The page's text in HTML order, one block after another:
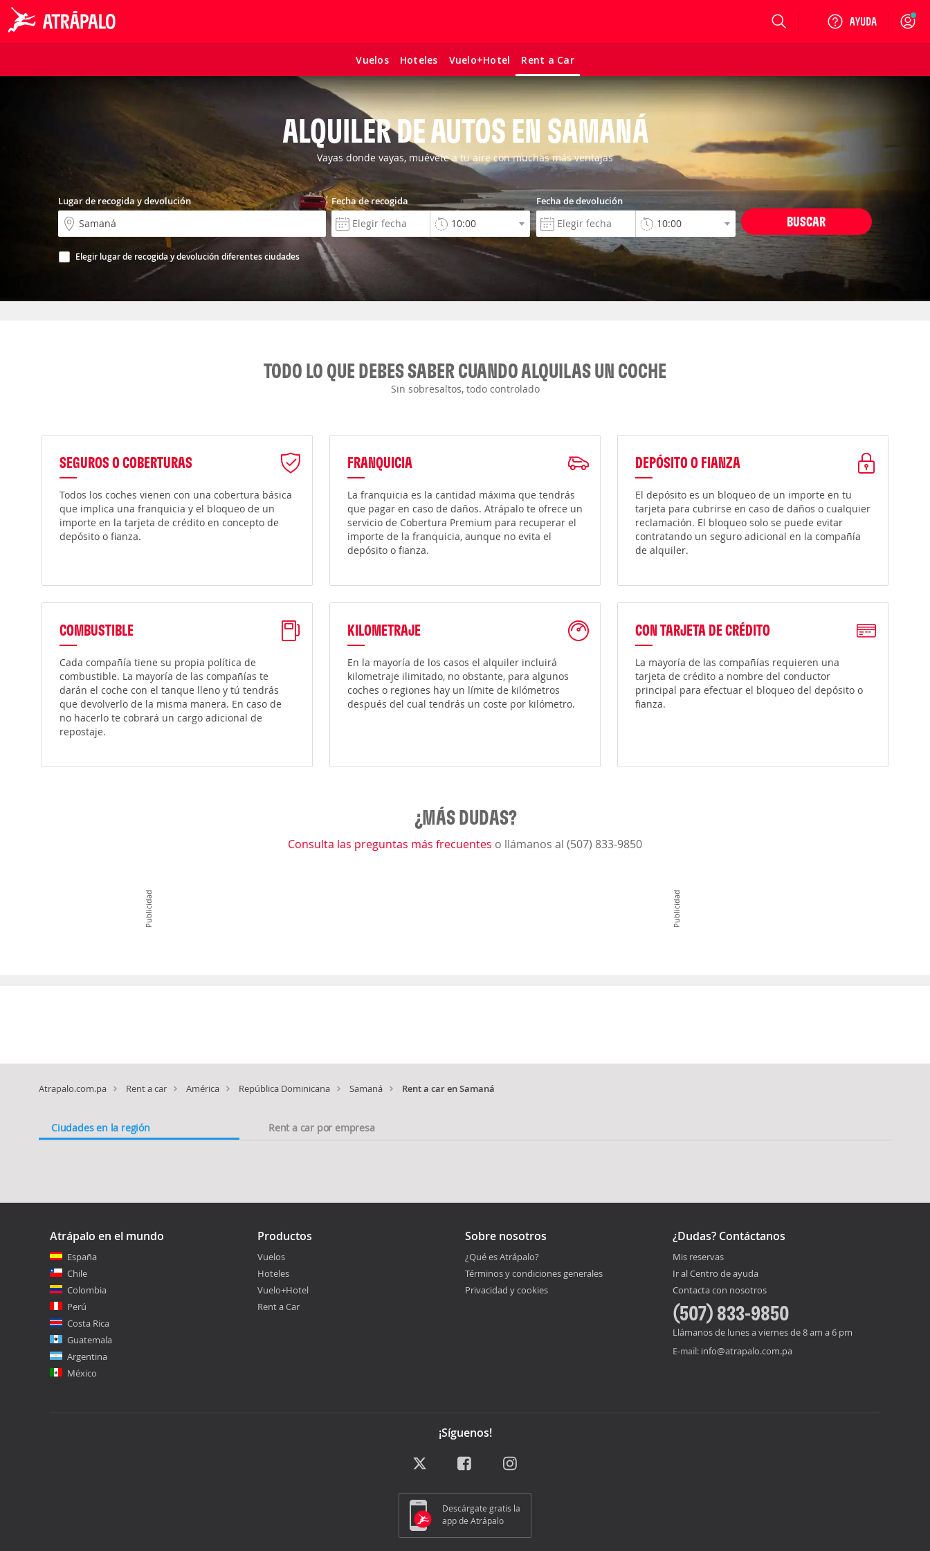
Vuelos Hoteles Vuelo+Hotel Rent a Car
Login
ALQUILER DE AUTOS EN SAMANÁ
Vayas donde vayas, muévete a tu aire con muchas más ventajas
Lugar de recogida y devolución
Elegir lugar de recogida y devolución diferentes ciudades
Fecha de recogida Fecha de devolución
BUSCAR
TODO LO QUE DEBES SABER CUANDO ALQUILAS UN COCHE
Sin sobresaltos, todo controlado
SEGUROS O COBERTURAS
Todos los coches vienen con una cobertura básica
que implica una franquicia y el bloqueo de un
importe en la tarjeta de crédito en concepto de
depósito o fianza.
FRANQUICIA
La franquicia es la cantidad máxima que tendrás
que pagar en caso de daños. Atrápalo te ofrece un
servicio de Cobertura Premium para recuperar el
importe de la franquicia, aunque no evita el
depósito o fianza.
DEPÓSITO O FIANZA
El depósito es un bloqueo de un importe en tu
tarjeta para cubrirse en caso de daños o cualquier
reclamación. El bloqueo solo se puede evitar
contratando un seguro adicional en la compañía
de alquiler.
COMBUSTIBLE
Cada compañía tiene su propia política de
combustible. La mayoría de las compañías te
darán el coche con el tanque lleno y tú tendrás
que devolverlo de la misma manera. En caso de
no hacerlo te cobrará un cargo adicional de
repostaje.
KILOMETRAJE
En la mayoría de los casos el alquiler incluirá
kilometraje ilimitado, no obstante, para algunos
coches o regiones hay un límite de kilómetros
después del cual tendrás un coste por kilómetro.
CON TARJETA DE CRÉDITO
La mayoría de las compañías requieren una
tarjeta de crédito a nombre del conductor
principal para efectuar el bloqueo del depósito o
fianza.
¿MÁS DUDAS?
Consulta las preguntas más frecuentes o llámanos al (507) 833-9850
Publicidad Publicidad
Atrapalo.com.pa Rent a car América República Dominicana Samaná Rent a car en Samaná
Ciudades en la región Rent a car por empresa
Atrápalo en el mundo
España
Chile
Colombia
Perú
Costa Rica
Guatemala
Argentina
México
Productos
Vuelos
Hoteles
Vuelo+Hotel
Rent a Car
Sobre nosotros
¿Qué es Atrápalo?
Términos y condiciones generales
Privacidad y cookies
¿Dudas? Contáctanos
Mis reservas
Ir al Centro de ayuda
Contacta con nosotros
(507) 833-9850
Llámanos de lunes a viernes de 8 am a 6 pm
E-mail: info@atrapalo.com.pa
¡Síguenos!
Descárgate gratis la
app de Atrápalo